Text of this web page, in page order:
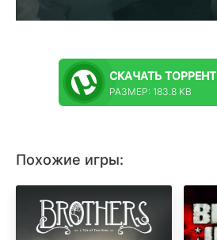
СКАЧАТЬ ТОРРЕНТ
РАЗМЕР: 183.8 KB
Похожие игры: